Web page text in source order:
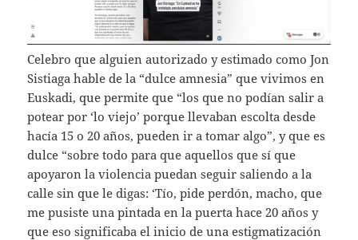
Celebro que alguien autorizado y estimado como Jon
Sistiaga hable de la “dulce amnesia” que vivimos en
Euskadi, que permite que “los que no podían salir a
potear por ‘lo viejo’ porque llevaban escolta desde
hacía 15 o 20 años, pueden ir a tomar algo”, y que es
dulce “sobre todo para que aquellos que sí que
apoyaron la violencia puedan seguir saliendo a la
calle sin que le digas: ‘Tío, pide perdón, macho, que
me pusiste una pintada en la puerta hace 20 años y
que eso significaba el inicio de una estigmatización